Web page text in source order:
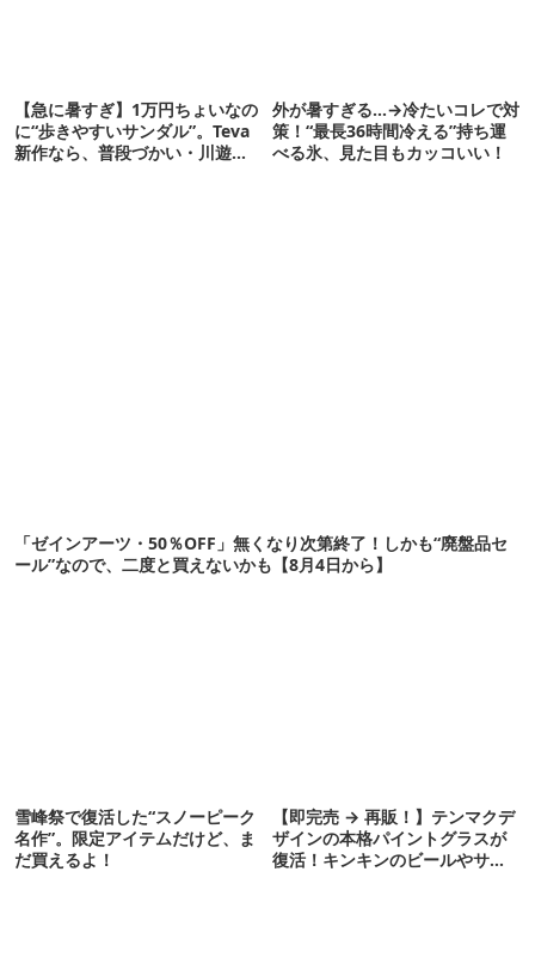
【急に暑すぎ】1万円ちょいなの
に“歩きやすいサンダル”。Teva
新作なら、普段づかい・川遊
外が暑すぎる…→冷たいコレで対
策！“最長36時間冷える”持ち運
べる氷、見た目もカッコいい！
「ゼインアーツ・50％OFF」無くなり次第終了！しかも“廃盤品セ
ール”なので、二度と買えないかも【8月4日から】
雪峰祭で復活した“スノーピーク
名作”。限定アイテムだけど、ま
だ買えるよ！
【即完売 → 再販！】テンマクデ
ザインの本格パイントグラスが
復活！キンキンのビールやサワ